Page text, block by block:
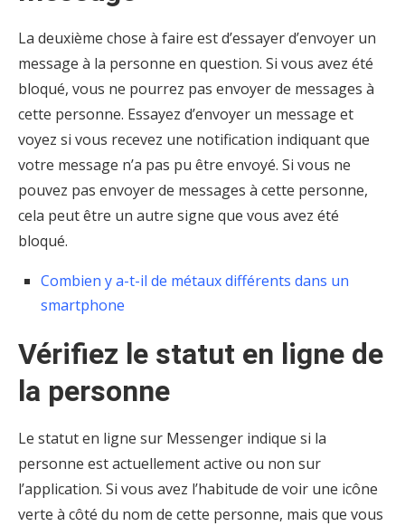
La deuxième chose à faire est d’essayer d’envoyer un
message à la personne en question. Si vous avez été
bloqué, vous ne pourrez pas envoyer de messages à
cette personne. Essayez d’envoyer un message et
voyez si vous recevez une notification indiquant que
votre message n’a pas pu être envoyé. Si vous ne
pouvez pas envoyer de messages à cette personne,
cela peut être un autre signe que vous avez été
bloqué.
Combien y a-t-il de métaux différents dans un
smartphone
Vérifiez le statut en ligne de
la personne
Le statut en ligne sur Messenger indique si la
personne est actuellement active ou non sur
l’application. Si vous avez l’habitude de voir une icône
verte à côté du nom de cette personne, mais que vous